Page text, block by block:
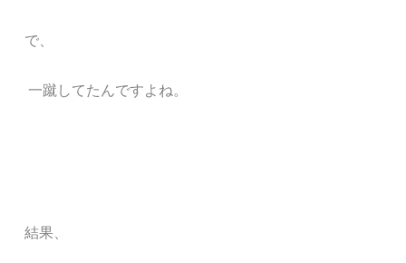
で、
一蹴してたんですよね。
結果、